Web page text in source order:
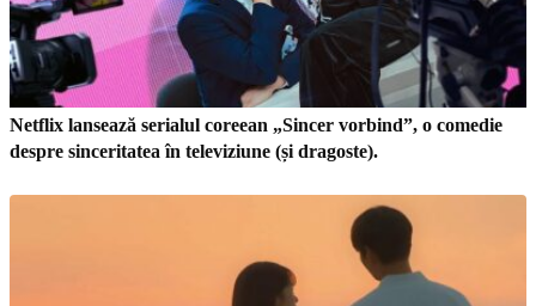
Netflix lansează serialul coreean „Sincer vorbind”, o comedie
despre sinceritatea în televiziune (și dragoste).